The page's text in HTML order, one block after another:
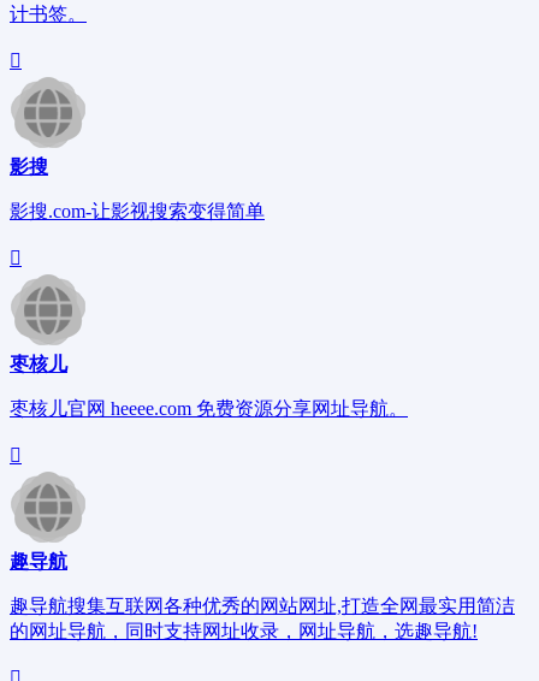
计书签。
影搜
影搜.com-让影视搜索变得简单
枣核儿
枣核儿官网 heeee.com 免费资源分享网址导航。
趣导航
趣导航搜集互联网各种优秀的网站网址,打造全网最实用简洁
的网址导航，同时支持网址收录，网址导航，选趣导航!